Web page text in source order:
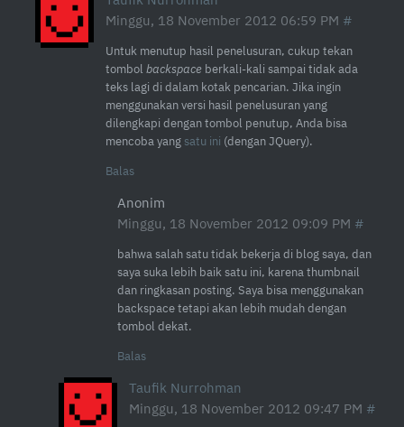
Minggu, 18 November 2012 06:59 PM
Untuk menutup hasil penelusuran, cukup tekan
tombol backspace berkali-kali sampai tidak ada
teks lagi di dalam kotak pencarian. Jika ingin
menggunakan versi hasil penelusuran yang
dilengkapi dengan tombol penutup, Anda bisa
mencoba yang satu ini (dengan JQuery).
Balas
Anonim
Minggu, 18 November 2012 09:09 PM
bahwa salah satu tidak bekerja di blog saya, dan
saya suka lebih baik satu ini, karena thumbnail
dan ringkasan posting. Saya bisa menggunakan
backspace tetapi akan lebih mudah dengan
tombol dekat.
Balas
Taufik Nurrohman
Minggu, 18 November 2012 09:47 PM